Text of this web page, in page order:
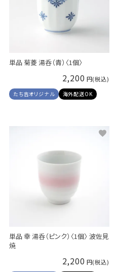
単品 菊菱 湯呑（青）〈1個〉
2,200
たち吉オリジナル 海外配送OK
単品 幸 湯呑（ピンク）〈1個〉 波佐見
焼
2,200